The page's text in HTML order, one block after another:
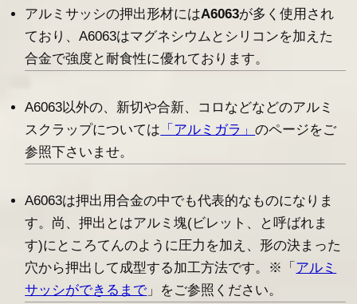
アルミサッシの押出形材にはA6063が多く使用され
ており、A6063はマグネシウムとシリコンを加えた
合金で強度と耐食性に優れております。
A6063以外の、新切や合新、コロなどなどのアルミ
スクラップについては 「アルミガラ」のページをご
参照下さいませ。
A6063は押出用合金の中でも代表的なものになりま
す。尚、押出とはアルミ塊(ビレット、と呼ばれま
す)にところてんのように圧力を加え、形の決まった
穴から押出して成型する加工方法です。※「 アルミ
サッシができるまで 」をご参照ください。